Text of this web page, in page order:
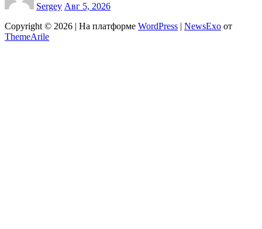
Sergey Авг 5, 2026
Copyright © 2026 | На платформе WordPress | NewsExo от
ThemeArile